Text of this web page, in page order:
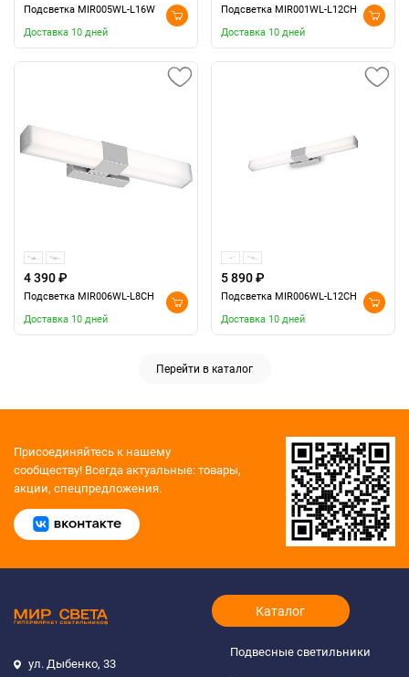
Подсветка MIR005WL-L16W
Доставка 10 дней
Подсветка MIR001WL-L12CH
Доставка 10 дней
4 390 ₽
Подсветка MIR006WL-L8CH
Доставка 10 дней
5 890 ₽
Подсветка MIR006WL-L12CH
Доставка 10 дней
Перейти в каталог
Присоединяйтесь к нашему
сообществу! Всегда актуальные: товары,
акции, спецпредложения.
ул. Дыбенко, 33
Каталог
Подвесные светильники